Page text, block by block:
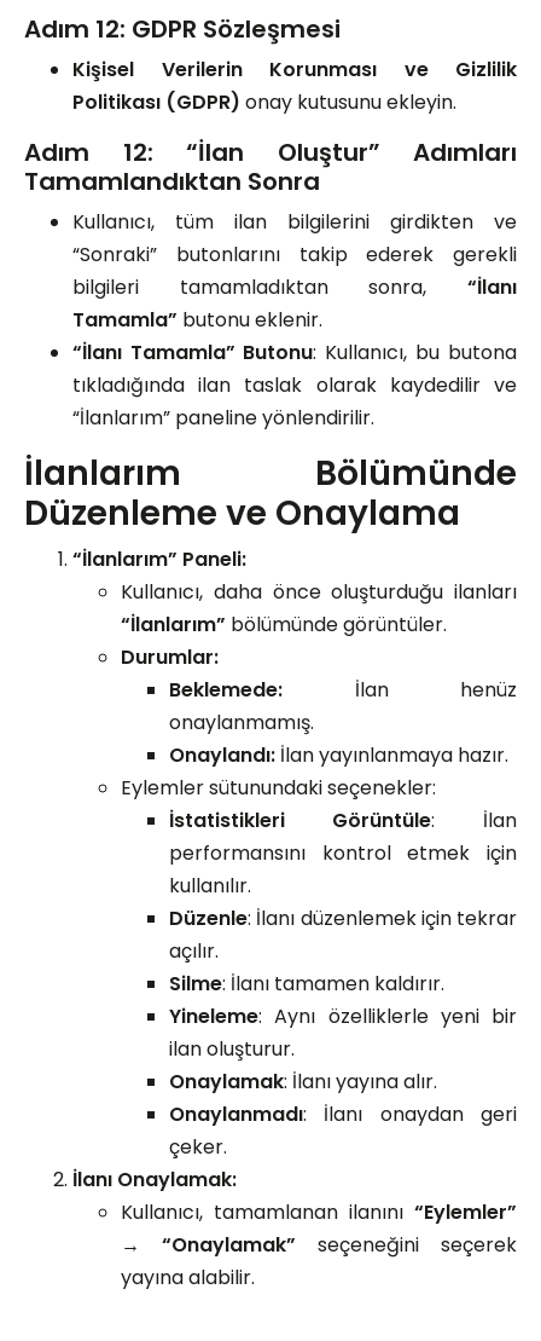
Adım 12: GDPR Sözleşmesi
Kişisel Verilerin Korunması ve Gizlilik
Politikası (GDPR) onay kutusunu ekleyin.
Adım 12: “İlan Oluştur” Adımları
Tamamlandıktan Sonra
Kullanıcı, tüm ilan bilgilerini girdikten ve
“Sonraki” butonlarını takip ederek gerekli
bilgileri tamamladıktan sonra, “İlanı
Tamamla” butonu eklenir.
“İlanı Tamamla” Butonu: Kullanıcı, bu butona
tıkladığında ilan taslak olarak kaydedilir ve
“İlanlarım” paneline yönlendirilir.
İlanlarım Bölümünde
Düzenleme ve Onaylama
“İlanlarım” Paneli:
Kullanıcı, daha önce oluşturduğu ilanları
“İlanlarım” bölümünde görüntüler.
Durumlar:
Beklemede: İlan henüz
onaylanmamış.
Onaylandı: İlan yayınlanmaya hazır.
Eylemler sütunundaki seçenekler:
İstatistikleri Görüntüle: İlan
performansını kontrol etmek için
kullanılır.
Düzenle: İlanı düzenlemek için tekrar
açılır.
Silme: İlanı tamamen kaldırır.
Yineleme: Aynı özelliklerle yeni bir
ilan oluşturur.
Onaylamak: İlanı yayına alır.
Onaylanmadı: İlanı onaydan geri
çeker.
İlanı Onaylamak:
Kullanıcı, tamamlanan ilanını “Eylemler”
→ “Onaylamak” seçeneğini seçerek
yayına alabilir.